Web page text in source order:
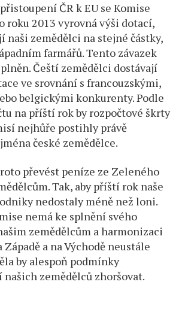
ČR k EU se Komise
roku 2013 vyrovná výši dotací,
naši zemědělci na stejné částky,
farmářů. Tento závazek
Čeští zemědělci dostávají
ve srovnání s francouzskými,
belgickými konkurenty. Podle
na příští rok by rozpočtové škrty
nejhůře postihly právě
české zemědělce.
převést peníze ze Zeleného
Tak, aby příští rok naše
nedostaly méně než loni.
nemá ke splnění svého
zemědělcům a harmonizaci
a na Východě neustále
by alespoň podmínky
našich zemědělců zhoršovat.